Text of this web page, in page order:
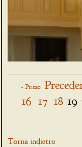
« Primo
16 17 18 19
Torna indietro